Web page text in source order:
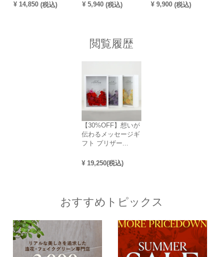
¥ 14,850 (税込) ¥ 5,940 (税込) ¥ 9,900 (税込)
閲覧履歴
【30%OFF】想いが
伝わるメッセージギ
フト プリザー...
¥ 19,250(税込)
おすすめトピックス